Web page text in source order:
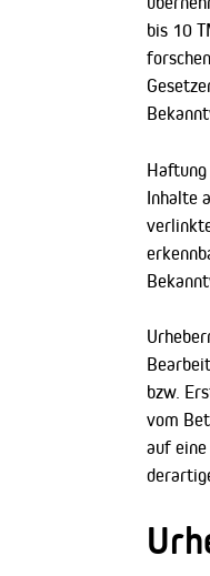
bis 10
Inhalte
bzw.
vom
auf